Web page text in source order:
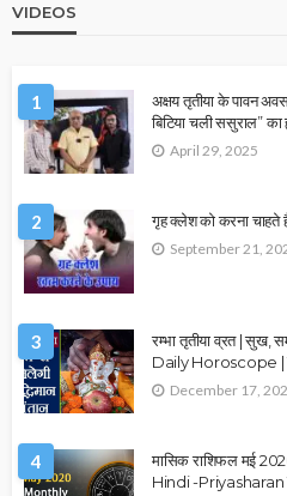
VIDEOS
1
अक्षय तृतीया के पावन
बिटिया चली ससुराल” का
April 29, 2025
2 गृह क्लेश को करना
September 21,
3
रम्भा तृतीया व्रत | सुख,
Daily Horoscope
December 17,
4
मासिक राशिफल मई
Hindi -